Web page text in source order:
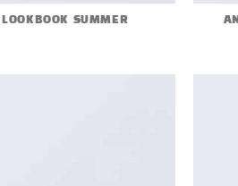
LOOKBOOK SUMMER